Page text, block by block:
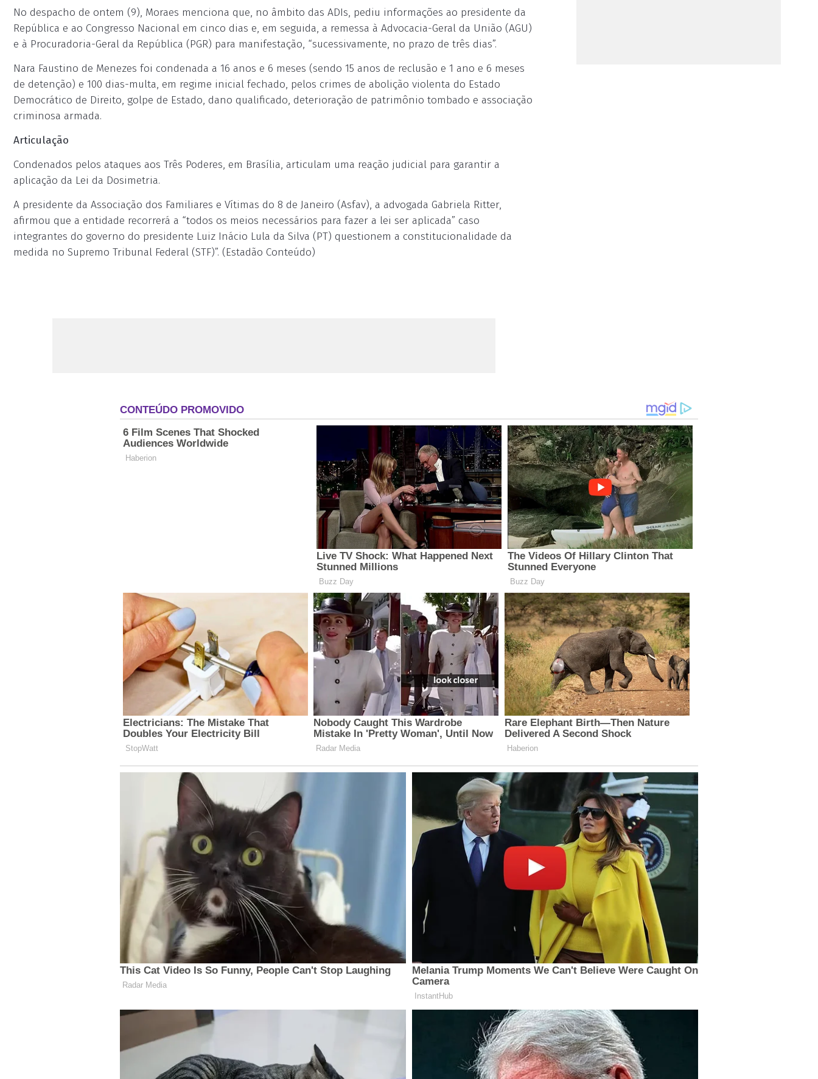
No despacho de ontem (9), Moraes menciona que, no âmbito das ADIs, pediu informações ao presidente da
República e ao Congresso Nacional em cinco dias e, em seguida, a remessa à Advocacia-Geral da União (AGU)
e à Procuradoria-Geral da República (PGR) para manifestação, “sucessivamente, no prazo de três dias”.
Nara Faustino de Menezes foi condenada a 16 anos e 6 meses (sendo 15 anos de reclusão e 1 ano e 6 meses
de detenção) e 100 dias-multa, em regime inicial fechado, pelos crimes de abolição violenta do Estado
Democrático de Direito, golpe de Estado, dano qualificado, deterioração de patrimônio tombado e associação
criminosa armada.
Articulação
Condenados pelos ataques aos Três Poderes, em Brasília, articulam uma reação judicial para garantir a
aplicação da Lei da Dosimetria.
A presidente da Associação dos Familiares e Vítimas do 8 de Janeiro (Asfav), a advogada Gabriela Ritter,
afirmou que a entidade recorrerá a “todos os meios necessários para fazer a lei ser aplicada” caso
integrantes do governo do presidente Luiz Inácio Lula da Silva (PT) questionem a constitucionalidade da
medida no Supremo Tribunal Federal (STF)”. (Estadão Conteúdo)